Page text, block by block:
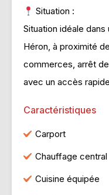
Situation :
Situation idéale
Héron, à proximité
commerces, arrêt
avec un accès
Caractéristiques
Carport
Chauffage central
Cuisine équipée